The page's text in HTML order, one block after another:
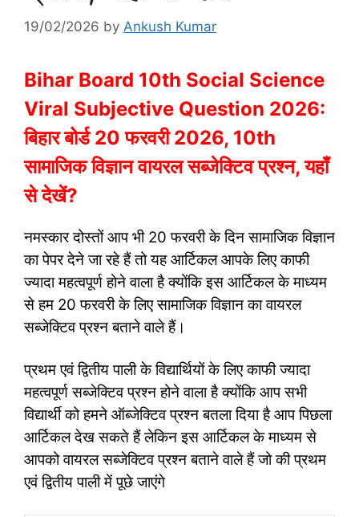
19/02/2026 by Ankush Kumar
Bihar Board 10th Social Science
Viral Subjective Question 2026:
बिहार बोर्ड 20 फरवरी 2026, 10th
सामाजिक विज्ञान वायरल सब्जेक्टिव प्रश्न, यहाँ
से देखें?
नमस्कार दोस्तों आप भी 20 फरवरी के दिन सामाजिक विज्ञान
का पेपर देने जा रहे हैं तो यह आर्टिकल आपके लिए काफी
ज्यादा महत्वपूर्ण होने वाला है क्योंकि इस आर्टिकल के माध्यम
से हम 20 फरवरी के लिए सामाजिक विज्ञान का वायरल
सब्जेक्टिव प्रश्न बताने वाले हैं।
प्रथम एवं द्वितीय पाली के विद्यार्थियों के लिए काफी ज्यादा
महत्वपूर्ण सब्जेक्टिव प्रश्न होने वाला है क्योंकि आप सभी
विद्यार्थी को हमने ऑब्जेक्टिव प्रश्न बतला दिया है आप पिछला
आर्टिकल देख सकते हैं लेकिन इस आर्टिकल के माध्यम से
आपको वायरल सब्जेक्टिव प्रश्न बताने वाले हैं जो की प्रथम
एवं द्वितीय पाली में पूछे जाएंगे